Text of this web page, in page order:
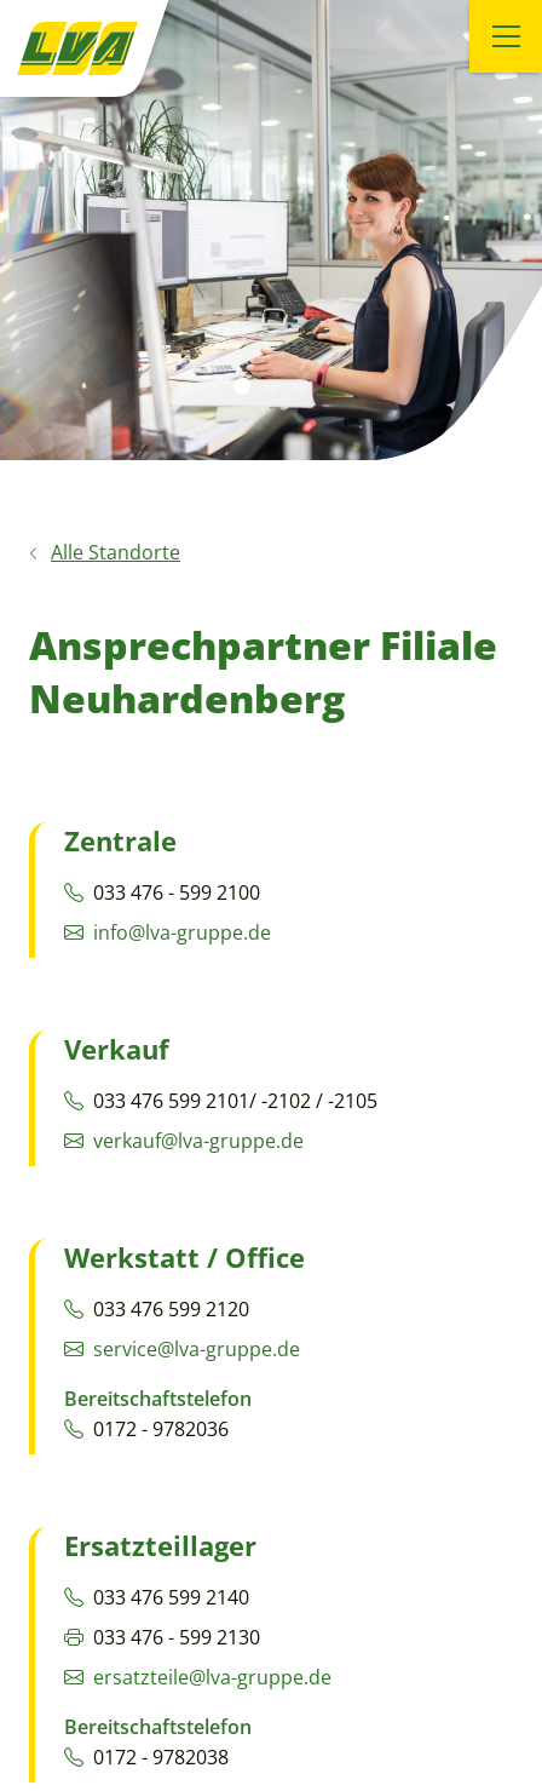
Alle Standorte
Ansprechpartner Filiale
Neuhardenberg
Zentrale
033 476 - 599 2100
info@lva-gruppe.de
Verkauf
033 476 599 2101/ -2102 / -2105
verkauf@lva-gruppe.de
Werkstatt / Office
033 476 599 2120
service@lva-gruppe.de
Bereitschaftstelefon
0172 - 9782036
Ersatzteillager
033 476 599 2140
033 476 - 599 2130
ersatzteile@lva-gruppe.de
Bereitschaftstelefon
0172 - 9782038